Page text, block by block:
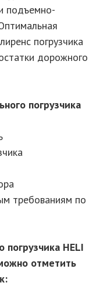
подъемно-
погрузчика
дорожного
погрузчика
требованиям по
HELI
отметить